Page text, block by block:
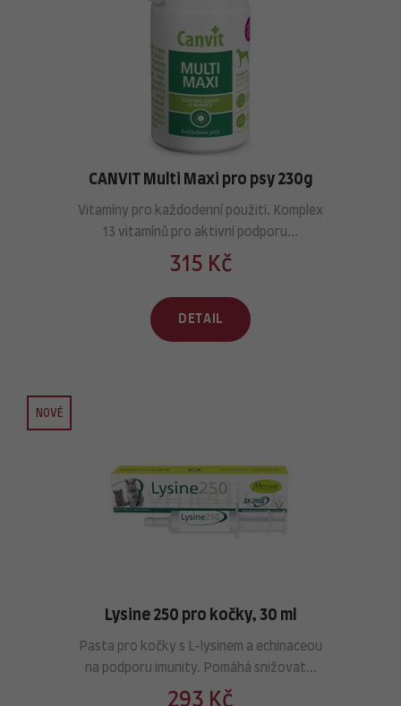
CANVIT Multi Maxi pro psy 230g
Vitamíny pro každodenní použití. Komplex
13 vitamínů pro aktivní podporu...
315 Kč
DETAIL
NOVÉ
Lysine 250 pro kočky, 30 ml
Pasta pro kočky s L-lysinem a echinaceou
na podporu imunity. Pomáhá snižovat...
293 Kč